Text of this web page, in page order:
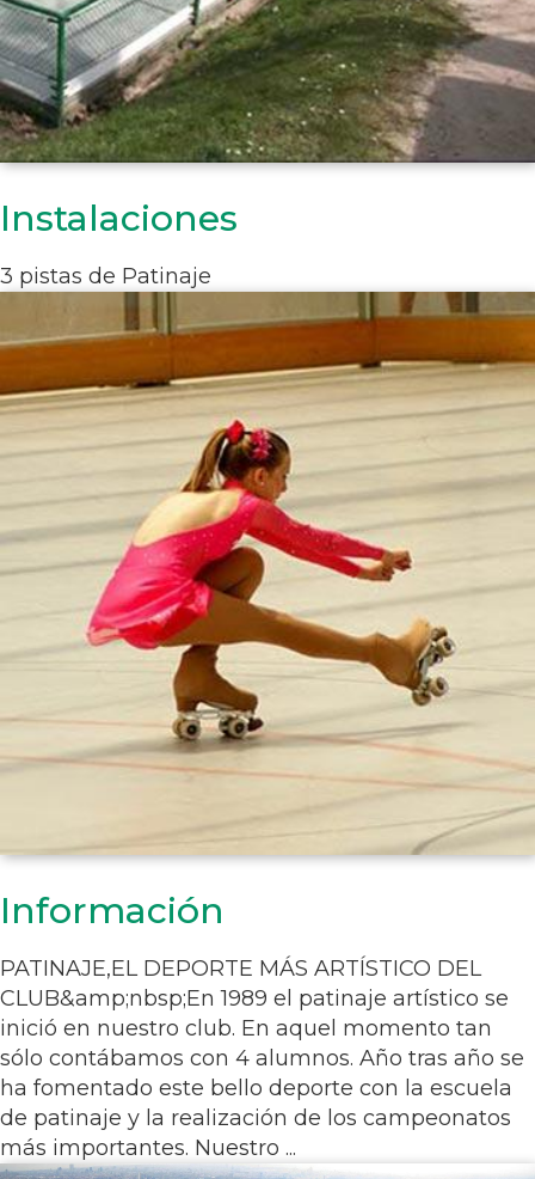
Instalaciones
3 pistas de Patinaje
Información
PATINAJE,EL DEPORTE MÁS ARTÍSTICO DEL
CLUB&amp;nbsp;En 1989 el patinaje artístico se
inició en nuestro club. En aquel momento tan
sólo contábamos con 4 alumnos. Año tras año se
ha fomentado este bello deporte con la escuela
de patinaje y la realización de los campeonatos
más importantes. Nuestro ...